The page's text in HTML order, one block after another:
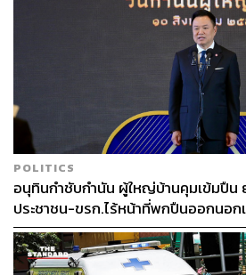
POLITICS
อนุทินกำชับกำนัน ผู้ใหญ่บ้านคุมเข้มปืน
ประชาชน-ขรก.ไร้หน้าที่พกปืนออกนอก
พฤติกรรมลอกเลียนแบบ จ่อลงพื้นที่เกิ